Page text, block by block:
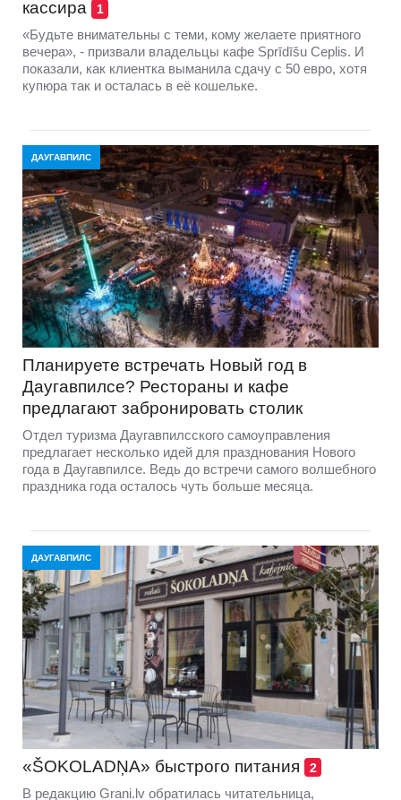
кассира
1
«Будьте внимательны с теми, кому желаете приятного
вечера», - призвали владельцы кафе Sprīdīšu Ceplis. И
показали, как клиентка выманила сдачу с 50 евро, хотя
купюра так и осталась в её кошельке.
ДАУГАВПИЛС
Планируете встречать Новый год в
Даугавпилсе? Рестораны и кафе
предлагают забронировать столик
Отдел туризма Даугавпилсского самоуправления
предлагает несколько идей для празднования Нового
года в Даугавпилсе. Ведь до встречи самого волшебного
праздника года осталось чуть больше месяца.
ДАУГАВПИЛС
«ŠOKOLADŅA» быстрого питания 2
В редакцию Grani.lv обратилась читательница,